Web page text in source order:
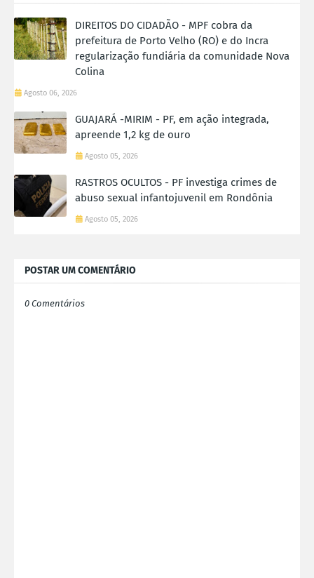
DIREITOS DO CIDADÃO - MPF cobra da
prefeitura de Porto Velho (RO) e do Incra
regularização fundiária da comunidade Nova
Colina
Agosto 06, 2026
GUAJARÁ -MIRIM - PF, em ação integrada,
apreende 1,2 kg de ouro
Agosto 05, 2026
RASTROS OCULTOS - PF investiga crimes de
abuso sexual infantojuvenil em Rondônia
Agosto 05, 2026
POSTAR UM COMENTÁRIO
0 Comentários